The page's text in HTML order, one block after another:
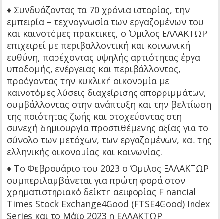
♦ Συνδυάζοντας τα 70 χρόνια ιστορίας, την
εμπειρία – τεχνογνωσία των εργαζομένων του
και καινοτόμες πρακτικές, ο Όμιλος ΕΛΛΑΚΤΩΡ
επιχειρεί με περιβαλλοντική και κοινωνική
ευθύνη, παρέχοντας υψηλής αρτιότητας έργα
υποδομής, ενέργειας και περιβάλλοντος,
προάγοντας την κυκλική οικονομία με
καινοτόμες λύσεις διαχείρισης απορριμμάτων,
συμβάλλοντας στην ανάπτυξη και την βελτίωση
της ποιότητας ζωής και στοχεύοντας στη
συνεχή δημιουργία προστιθέμενης αξίας για το
σύνολο των μετόχων, των εργαζομένων, και της
ελληνικής οικονομίας και κοινωνίας.
♦ Το Φεβρουάριο του 2023 ο Όμιλος ΕΛΛΑΚΤΩΡ
συμπεριλαμβάνεται για πρώτη φορά στον
χρηματιστηριακό δείκτη αειφορίας Financial
Times Stock Exchange4Good (FTSE4Good) Index
Series και το Μάϊο 2023 η ΕΛΛΑΚΤΩΡ